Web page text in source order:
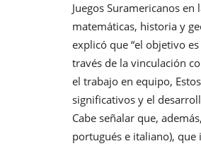
Juegos Suramericanos
matemáticas, historia y
explicó que “el objetivo
través de la vinculación
el trabajo en equipo,
significativos y el
Cabe señalar que,
portugués e italiano), que